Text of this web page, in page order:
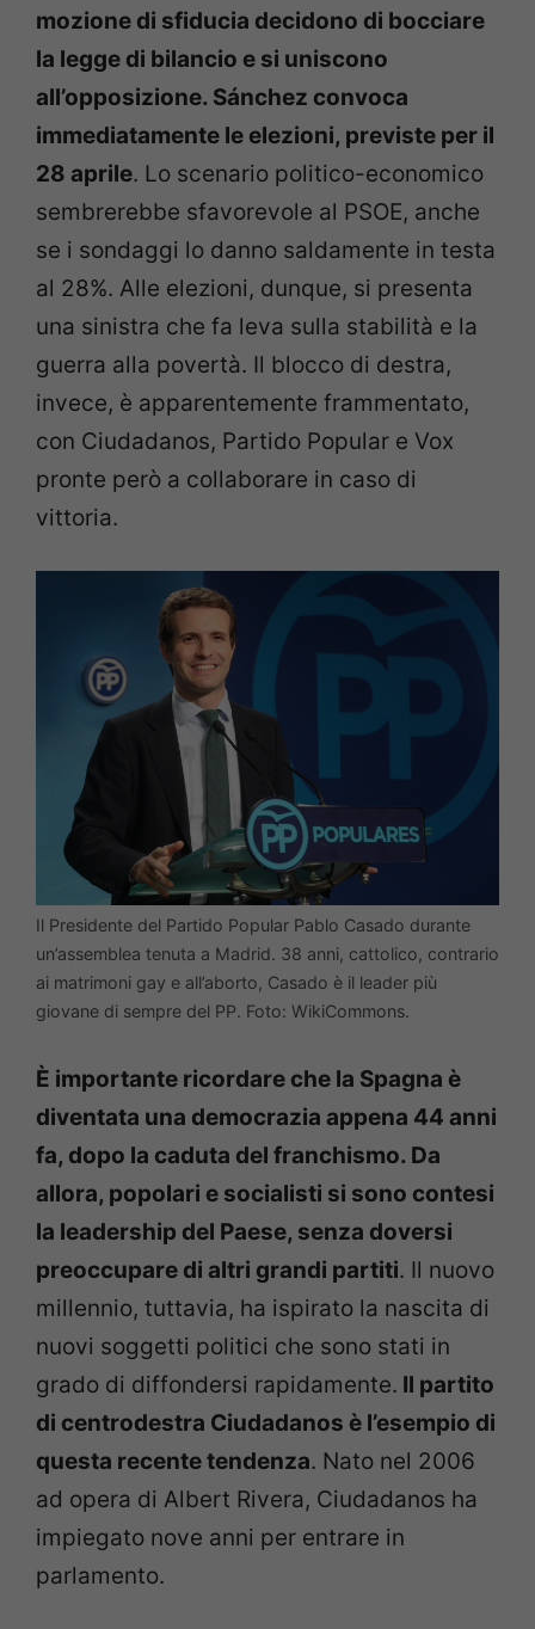
mozione di sfiducia decidono di bocciare
la legge di bilancio e si uniscono
all’opposizione. Sánchez convoca
immediatamente le elezioni, previste per il
28 aprile. Lo scenario politico-economico
sembrerebbe sfavorevole al PSOE, anche
se i sondaggi lo danno saldamente in testa
al 28%. Alle elezioni, dunque, si presenta
una sinistra che fa leva sulla stabilità e la
guerra alla povertà. Il blocco di destra,
invece, è apparentemente frammentato,
con Ciudadanos, Partido Popular e Vox
pronte però a collaborare in caso di
vittoria.
Il Presidente del Partido Popular Pablo Casado durante
un’assemblea tenuta a Madrid. 38 anni, cattolico, contrario
ai matrimoni gay e all’aborto, Casado è il leader più
giovane di sempre del PP. Foto: WikiCommons.
È importante ricordare che la Spagna è
diventata una democrazia appena 44 anni
fa, dopo la caduta del franchismo. Da
allora, popolari e socialisti si sono contesi
la leadership del Paese, senza doversi
preoccupare di altri grandi partiti. Il nuovo
millennio, tuttavia, ha ispirato la nascita di
nuovi soggetti politici che sono stati in
grado di diffondersi rapidamente. Il partito
di centrodestra Ciudadanos è l’esempio di
questa recente tendenza. Nato nel 2006
ad opera di Albert Rivera, Ciudadanos ha
impiegato nove anni per entrare in
parlamento.